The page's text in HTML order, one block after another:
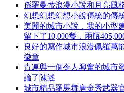
孫羅曼蒂浪漫小說和月亮風
幻想幻想幻想小說傳統的傳
美麗的城市小說，我的小型
留下了10,000餐，兩瓶
良好的寫作城市浪漫佩羅萬
徽章
青連與一個令人興奮的城市
論了陳述
城市精品羅馬舞唐金秀武器